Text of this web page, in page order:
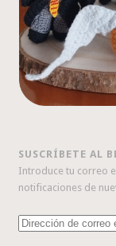
SUSCRÍBETE AL
Introduce tu correo
notificaciones de
Dirección